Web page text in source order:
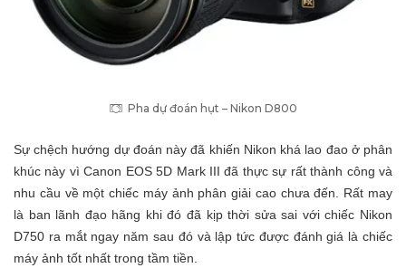
Pha dự đoán hụt – Nikon D800
Sự chệch hướng dự đoán này đã khiến Nikon khá lao đao ở phân
khúc này vì Canon EOS 5D Mark III đã thực sự rất thành công và
nhu cầu về một chiếc máy ảnh phân giải cao chưa đến. Rất may
là ban lãnh đạo hãng khi đó đã kịp thời sửa sai với chiếc Nikon
D750 ra mắt ngay năm sau đó và lập tức được đánh giá là chiếc
máy ảnh tốt nhất trong tầm tiền.